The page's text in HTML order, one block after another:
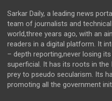
Sarkar Daily, a leading news
team of journalists and
world,three years ago, with an
readers in a digital platform. It
– depth reporting,never losing
superficial. It has its roots in
prey to pseudo secularism. Its
promoting all the government